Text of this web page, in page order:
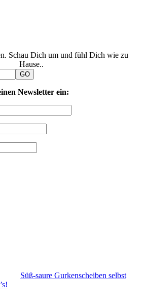
Schau Dich um und fühl Dich wie zu
Hause..
Newsletter ein:
Süß-saure Gurkenscheiben selbst